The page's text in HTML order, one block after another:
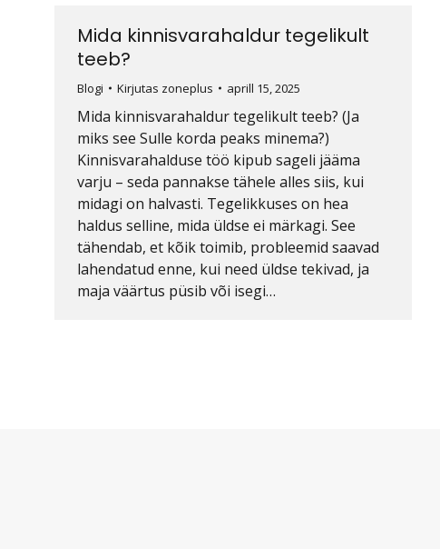
Mida kinnisvarahaldur tegelikult
teeb?
Blogi Kirjutas zoneplus aprill 15, 2025
Mida kinnisvarahaldur tegelikult teeb? (Ja
miks see Sulle korda peaks minema?)
Kinnisvarahalduse töö kipub sageli jääma
varju – seda pannakse tähele alles siis, kui
midagi on halvasti. Tegelikkuses on hea
haldus selline, mida üldse ei märkagi. See
tähendab, et kõik toimib, probleemid saavad
lahendatud enne, kui need üldse tekivad, ja
maja väärtus püsib või isegi…